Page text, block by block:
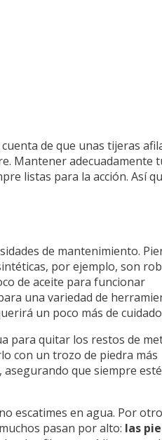
de que unas tijeras
Mantener adecuadamente
listas para la acción. Así
de mantenimiento.
por ejemplo, son
de aceite para funcionar
una variedad de
un poco más de
para quitar los restos de
con un trozo de piedra más
que siempre
escatimes en agua. Por
pasan por alto: las